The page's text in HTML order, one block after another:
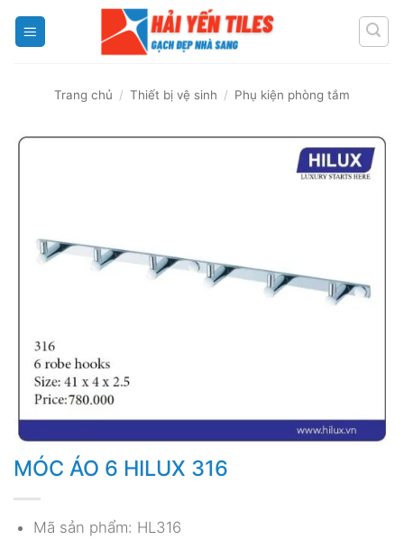
Trang chủ / Thiết bị vệ sinh / Phụ kiện phòng tắm
MÓC ÁO 6 HILUX 316
Mã sản phẩm: HL316